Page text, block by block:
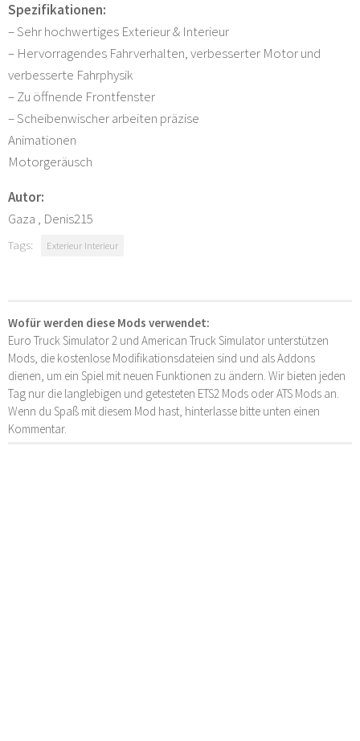
Spezifikationen:
– Sehr hochwertiges Exterieur & Interieur
– Hervorragendes Fahrverhalten, verbesserter Motor und
verbesserte Fahrphysik
– Zu öffnende Frontfenster
– Scheibenwischer arbeiten präzise
Animationen
Motorgeräusch
Autor:
Gaza , Denis215
Tags: Exterieur Interieur
Wofür werden diese Mods verwendet:
Euro Truck Simulator 2 und American Truck Simulator unterstützen
Mods, die kostenlose Modifikationsdateien sind und als Addons
dienen, um ein Spiel mit neuen Funktionen zu ändern. Wir bieten jeden
Tag nur die langlebigen und getesteten ETS2 Mods oder ATS Mods an.
Wenn du Spaß mit diesem Mod hast, hinterlasse bitte unten einen
Kommentar.